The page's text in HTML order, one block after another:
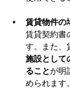
賃貸物件の
賃貸契約書
す。また、
施設として
ることが明
められます